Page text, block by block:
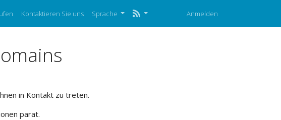
Kontaktieren Sie uns Sprache Anmelden
in Kontakt zu treten.
parat.